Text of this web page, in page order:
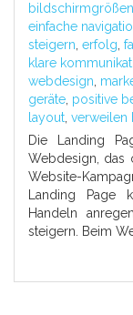
bildschirmgrößen
einfache
steigern, erfolg,
klare
webdesign,
geräte, positive
layout, verweilen
Die Landing
Webdesign, das
Website-
Landing Page
Handeln
steigern. Beim